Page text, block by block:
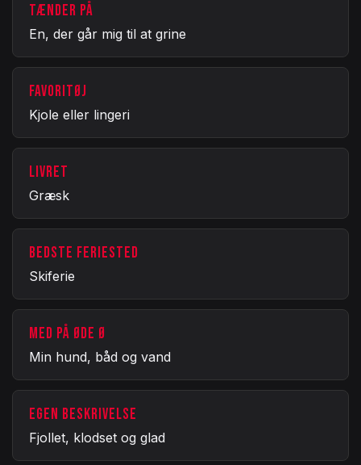
TÆNDER PÅ
En, der går mig til at grine
FAVORITØJ
Kjole eller lingeri
LIVRET
Græsk
BEDSTE FERIESTED
Skiferie
MED PÅ ØDE Ø
Min hund, båd og vand
EGEN BESKRIVELSE
Fjollet, klodset og glad